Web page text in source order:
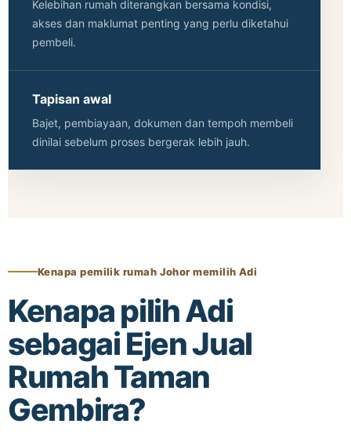
Kelebihan rumah diterangkan bersama kondisi,
akses dan maklumat penting yang perlu diketahui
pembeli.
Tapisan awal
Bajet, pembiayaan, dokumen dan tempoh membeli
dinilai sebelum proses bergerak lebih jauh.
Kenapa pemilik rumah Johor memilih Adi
Kenapa pilih Adi
sebagai Ejen Jual
Rumah Taman
Gembira?